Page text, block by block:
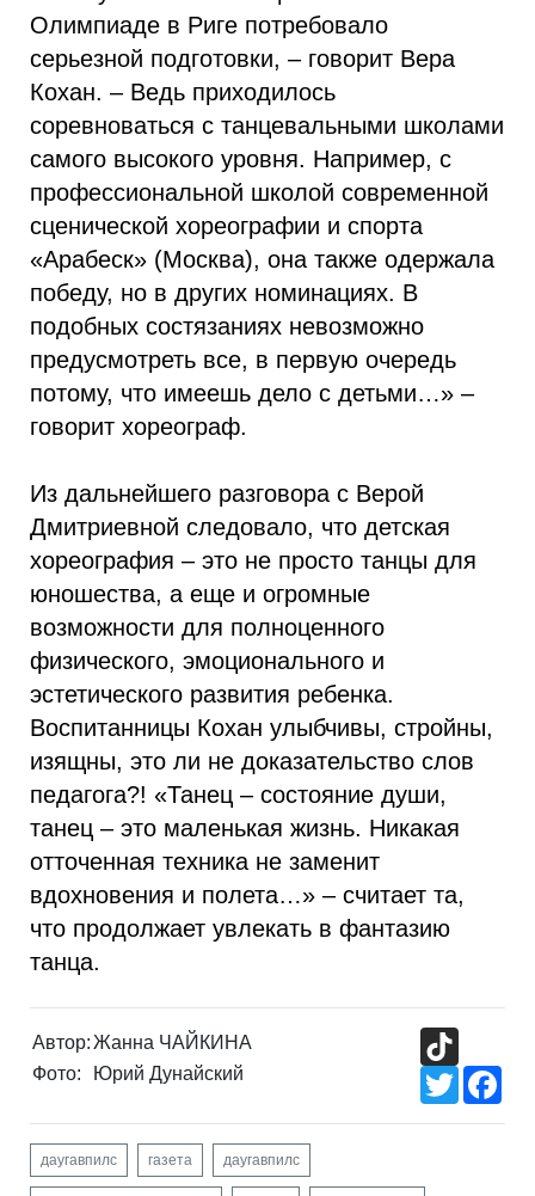
Олимпиаде в Риге потребовало
серьезной подготовки, – говорит Вера
Кохан. – Ведь приходилось
соревноваться с танцевальными школами
самого высокого уровня. Например, с
профессиональной школой современной
сценической хореографии и спорта
«Арабеск» (Москва), она также одержала
победу, но в других номинациях. В
подобных состязаниях невозможно
предусмотреть все, в первую очередь
потому, что имеешь дело с детьми…» –
говорит хореограф.
Из дальнейшего разговора с Верой
Дмитриевной следовало, что детская
хореография – это не просто танцы для
юношества, а еще и огромные
возможности для полноценного
физического, эмоционального и
эстетического развития ребенка.
Воспитанницы Кохан улыбчивы, стройны,
изящны, это ли не доказательство слов
педагога?! «Танец – состояние души,
танец – это маленькая жизнь. Никакая
отточенная техника не заменит
вдохновения и полета…» – считает та,
что продолжает увлекать в фантазию
танца.
Автор:Жанна ЧАЙКИНА
Фото:
Юрий Дунайский
Twitter
даугавпилс газета даугавпилс